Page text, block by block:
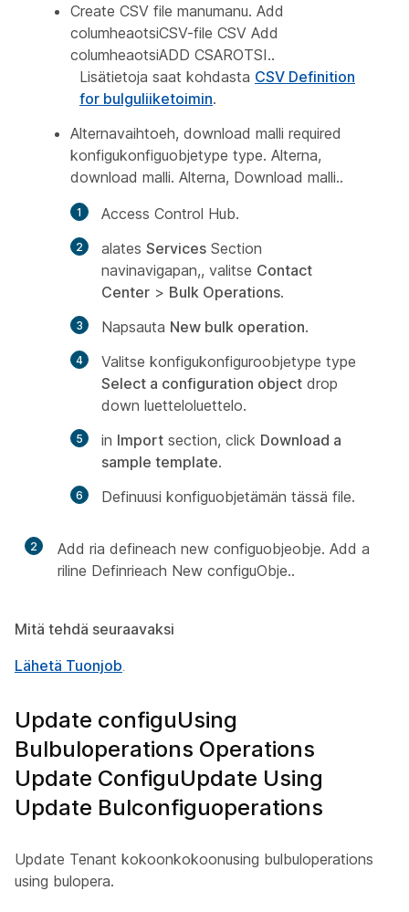
Create CSV file manumanu. Add
columheaotsiCSV-file CSV Add
columheaotsiADD CSAROTSI..
Lisätietoja saat kohdasta CSV Definition
for bulguliiketoimin.
Alternavaihtoeh, download malli required
konfigukonfiguobjetype type. Alterna,
download malli. Alterna, Download malli..
Access Control Hub.
alates Services Section
navinavigapan,, valitse Contact
Center > Bulk Operations.
Napsauta New bulk operation.
Valitse konfigukonfiguroobjetype type
Select a configuration object drop
down luetteloluettelo.
in Import section, click Download a
sample template.
Definuusi konfiguobjetämän tässä file.
2
Add ria defineach new configuobjeobje. Add a
riline Definrieach New configuObje..
Mitä tehdä seuraavaksi
Lähetä Tuonjob
Update configuUsing
Bulbuloperations Operations
Update ConfiguUpdate Using
Update Bulconfiguoperations
Update Tenant kokoonkokoonusing bulbuloperations
using bulopera.